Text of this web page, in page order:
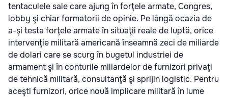
tentaculele sale care ajung în forţele armate, Congres,
lobby şi chiar formatorii de opinie. Pe lângă ocazia de
a-şi testa forţele armate în situaţii reale de luptă, orice
intervenţie militară americană înseamnă zeci de miliarde
de dolari care se scurg în bugetul industriei de
armament şi în conturile miliardelor de furnizori privaţi
de tehnică militară, consultanţă şi sprijin logistic. Pentru
aceşti furnizori, orice nouă implicare militară în lume